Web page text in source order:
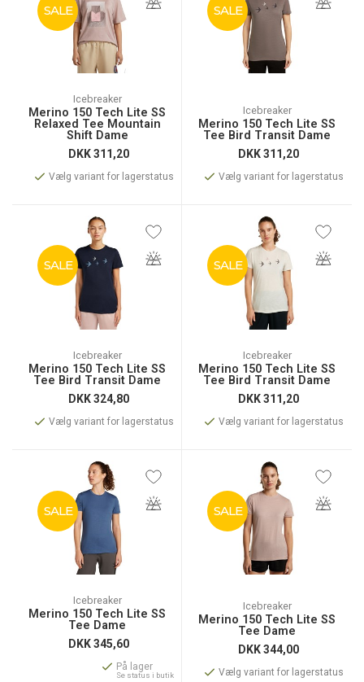
SALE
Icebreaker
Merino 150 Tech Lite SS
Relaxed Tee Mountain
Shift Dame
DKK311,20
Vælg variant for lagerstatus
SALE
Icebreaker
Merino 150 Tech Lite SS
Tee Bird Transit Dame
DKK311,20
Vælg variant for lagerstatus
SALE
Icebreaker
Merino 150 Tech Lite SS
Tee Bird Transit Dame
DKK324,80
Vælg variant for lagerstatus
SALE
Icebreaker
Merino 150 Tech Lite SS
Tee Bird Transit Dame
DKK311,20
Vælg variant for lagerstatus
SALE
Icebreaker
Merino 150 Tech Lite SS
Tee Dame
DKK345,60
På lager
Se status i butik
SALE
Icebreaker
Merino 150 Tech Lite SS
Tee Dame
DKK344,00
Vælg variant for lagerstatus